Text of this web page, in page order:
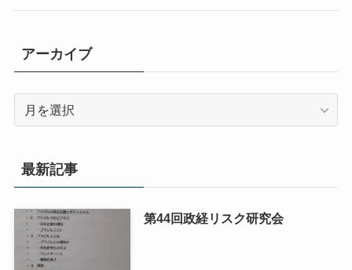
アーカイブ
イ
最新記事
第44回政経リスク研究会